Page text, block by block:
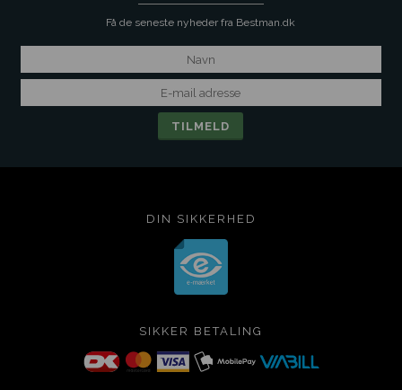
Få de seneste nyheder fra Bestman.dk
DIN SIKKERHED
SIKKER BETALING